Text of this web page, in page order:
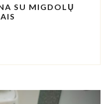
SU MIGDOLŲ